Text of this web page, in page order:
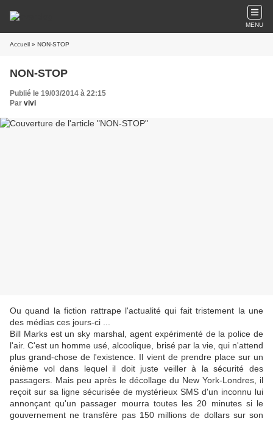
MENU
Accueil » NON-STOP
NON-STOP
Publié le 19/03/2014 à 22:15
Par vivi
Ou quand la fiction rattrape l'actualité qui fait tristement la une
des médias ces jours-ci ...
Bill Marks est un sky marshal, agent expérimenté de la police de
l'air. C'est un homme usé, alcoolique, brisé par la vie, qui n'attend
plus grand-chose de l'existence. Il vient de prendre place sur un
énième vol dans lequel il doit juste veiller à la sécurité des
passagers. Mais peu après le décollage du New York-Londres, il
reçoit sur sa ligne sécurisée de mystérieux SMS d'un inconnu lui
annonçant qu'un passager mourra toutes les 20 minutes si le
gouvernement ne transfère pas 150 millions de dollars sur son